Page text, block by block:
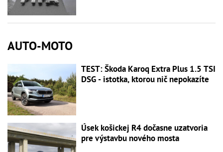
AUTO-MOTO
TEST: Škoda Karoq Extra Plus 1.5 TSI
DSG - istotka, ktorou nič nepokazíte
Úsek košickej R4 dočasne uzatvoria
pre výstavbu nového mosta